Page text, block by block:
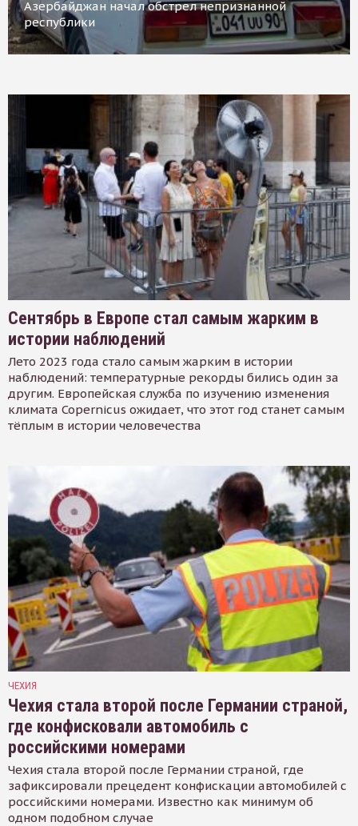
Азербайджан начал обстрел непризнанной
республики
Сентябрь в Европе стал самым жарким в
истории наблюдений
Лето 2023 года стало самым жарким в истории
наблюдений: температурные рекорды бились один за
другим. Европейская служба по изучению изменения
климата Copernicus ожидает, что этот год станет самым
тёплым в истории человечества
ЧЕХИЯ
Чехия стала второй после Германии страной,
где конфисковали автомобиль с
российскими номерами
Чехия стала второй после Германии страной, где
зафиксировали прецедент конфискации автомобилей с
российскими номерами. Известно как минимум об
одном подобном случае